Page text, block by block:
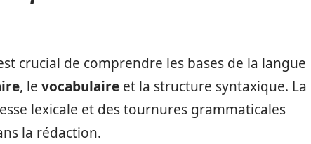
crucial de comprendre les bases de la langue
, le vocabulaire et la structure syntaxique. La
lexicale et des tournures grammaticales
la rédaction.